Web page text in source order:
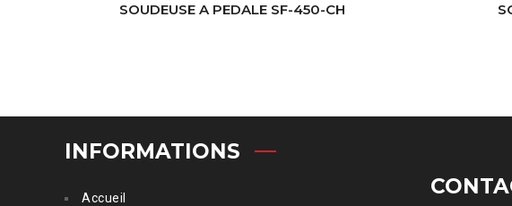
SOUDEUSE A PEDALE SF-450-CH
INFORMATIONS
Accueil